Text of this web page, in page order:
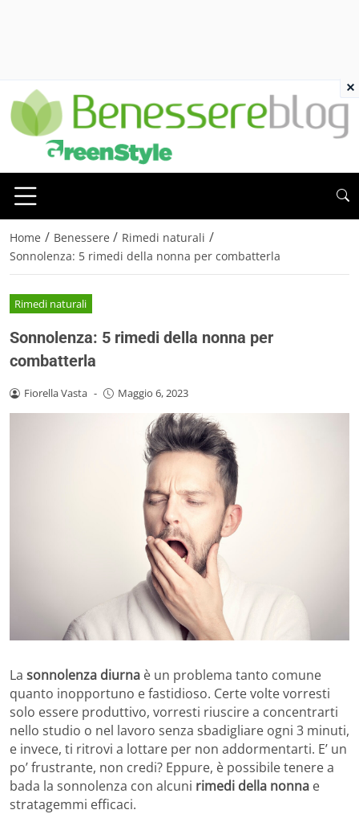
Home / Benessere / Rimedi naturali /
Sonnolenza: 5 rimedi della nonna per combatterla
Rimedi naturali
Sonnolenza: 5 rimedi della nonna per
combatterla
Fiorella Vasta - Maggio 6, 2023
La sonnolenza diurna è un problema tanto comune
quanto inopportuno e fastidioso. Certe volte vorresti
solo essere produttivo, vorresti riuscire a concentrarti
nello studio o nel lavoro senza sbadigliare ogni 3 minuti,
e invece, ti ritrovi a lottare per non addormentarti. E’ un
po’ frustrante, non credi? Eppure, è possibile tenere a
bada la sonnolenza con alcuni rimedi della nonna e
stratagemmi efficaci.
×